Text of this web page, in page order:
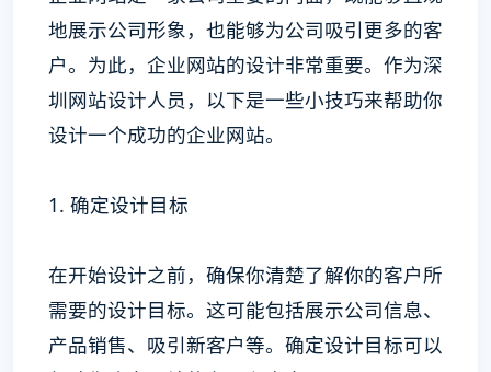
地展示公司形象，也能够为公司吸引更多的客
户。为此，企业网站的设计非常重要。作为深
圳网站设计人员，以下是一些小技巧来帮助你
设计一个成功的企业网站。
1. 确定设计目标
在开始设计之前，确保你清楚了解你的客户所
需要的设计目标。这可能包括展示公司信息、
产品销售、吸引新客户等。确定设计目标可以